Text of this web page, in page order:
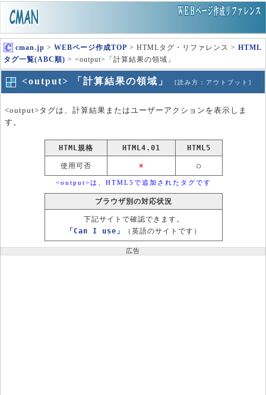
cman.jp > WEBページ作成TOP > HTMLタグ・リファレンス > HTML
タグ一覧(ABC順) > <output>「計算結果の領域」
<output> 「計算結果の領域」 [読み方：アウトプット]
<output>タグは、計算結果またはユーザーアクションを表示しま
す。
HTML規格 HTML4.01 HTML5
使用可否 × ○
<output>は、HTML5で追加されたタグです
ブラウザ別の対応状況
下記サイトで確認できます。
「Can I use」
（英語のサイトです）
広告